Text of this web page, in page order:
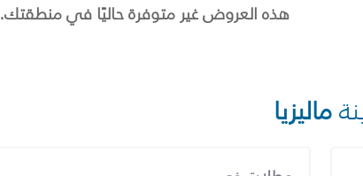
هذه العروض غير متوفرة حاليًا في منطقتك.
ماليزيا